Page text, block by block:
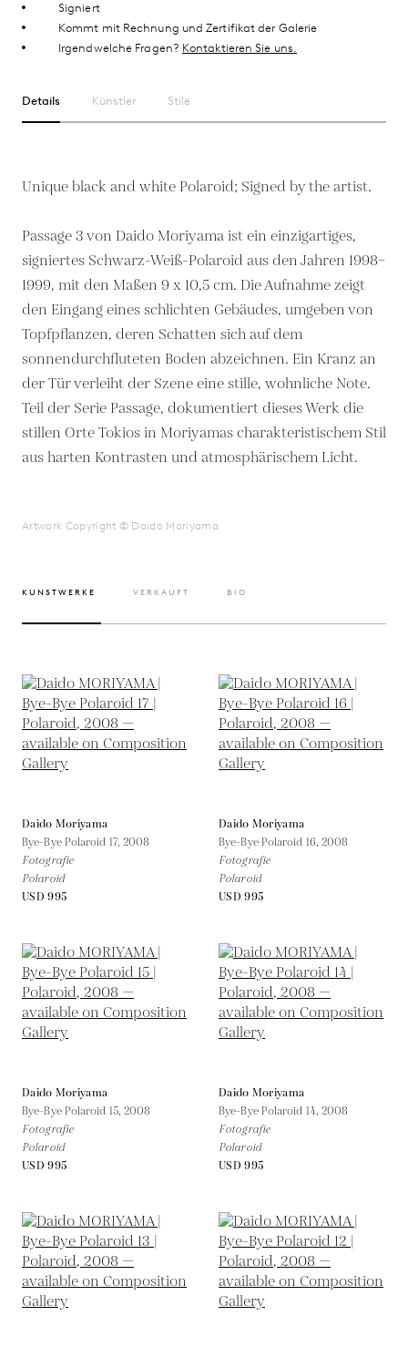
Signiert
Kommt mit Rechnung und Zertifikat der Galerie
Irgendwelche Fragen? Kontaktieren Sie uns.
Details Künstler Stile
Unique black and white Polaroid; Signed by the artist.
Passage 3 von Daido Moriyama ist ein einzigartiges,
signiertes Schwarz-Weiß-Polaroid aus den Jahren 1998–
1999, mit den Maßen 9 x 10,5 cm. Die Aufnahme zeigt
den Eingang eines schlichten Gebäudes, umgeben von
Topfpflanzen, deren Schatten sich auf dem
sonnendurchfluteten Boden abzeichnen. Ein Kranz an
der Tür verleiht der Szene eine stille, wohnliche Note.
Teil der Serie Passage, dokumentiert dieses Werk die
stillen Orte Tokios in Moriyamas charakteristischem Stil
aus harten Kontrasten und atmosphärischem Licht.
Artwork Copyright © Daido Moriyama
KUNSTWERKE VERKAUFT BIO
Daido Moriyama
Bye-Bye Polaroid 17,2008
Fotografie
Polaroid
USD 995
Daido Moriyama
Bye-Bye Polaroid 16,2008
Fotografie
Polaroid
USD 995
Daido Moriyama
Bye-Bye Polaroid 15,2008
Fotografie
Polaroid
USD 995
Daido Moriyama
Bye-Bye Polaroid 14,2008
Fotografie
Polaroid
USD 995